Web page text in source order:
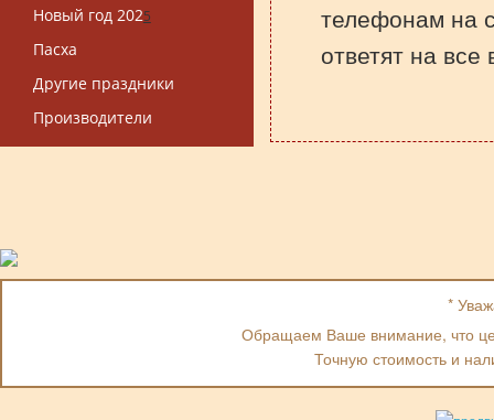
Новый год 2025
Пасха
Другие праздники
Производители
телефонам на
ответят на все
*
Обращаем Ваше внимание, что
Точную стоимость и